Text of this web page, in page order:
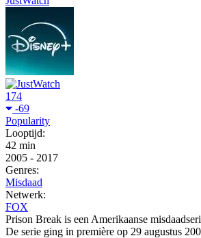
174
-69
Popularity
Looptijd:
42 min
2005 - 2017
Genres:
Misdaad
Netwerk:
FOX
Prison Break is een Amerikaanse
De serie ging in première op 29 augustus